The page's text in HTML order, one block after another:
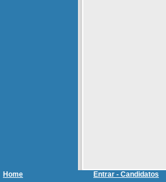
Home Entrar - Candidatos